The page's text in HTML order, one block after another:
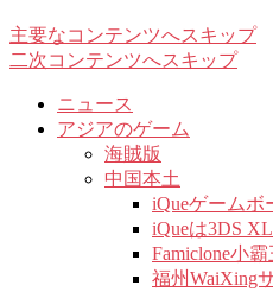
主要なコンテンツへスキップ
二次コンテンツへスキップ
ニュース
アジアのゲーム
海賊版
中国本土
iQueゲームボ
iQueは3DS
Famiclone小霸
福州WaiXing